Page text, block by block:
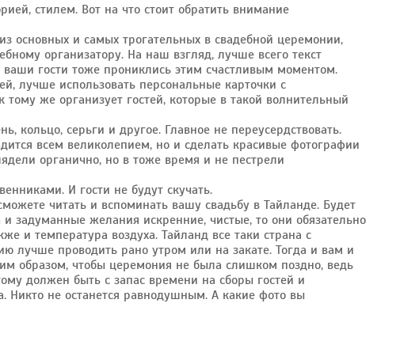
стилем. Вот на что стоит обратить внимание
основных и самых трогательных в свадебной церемонии,
организатору. На наш взгляд, лучше всего текст
гости тоже прониклись этим счастливым моментом.
лучше использовать персональные карточки с
же организует гостей, которые в такой волнительный
серьги и другое. Главное не переусердствовать.
всем великолепием, но и сделать красивые фотографии
органично, но в тоже время и не пестрели
И гости не будут скучать.
читать и вспоминать вашу свадьбу в Тайланде. Будет
задуманные желания искренние, чистые, то они обязательно
и температура воздуха. Тайланд все таки страна с
лучше проводить рано утром или на закате. Тогда и вам и
образом, чтобы церемония не была слишком поздно, ведь
должен быть с запас времени на сборы гостей и
Никто не останется равнодушным. А какие фото вы